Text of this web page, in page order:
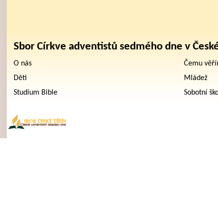
Sbor Církve adventistů sedmého dne v
O nás
Čemu
Děti
Mládež
Studium Bible
Sobotní